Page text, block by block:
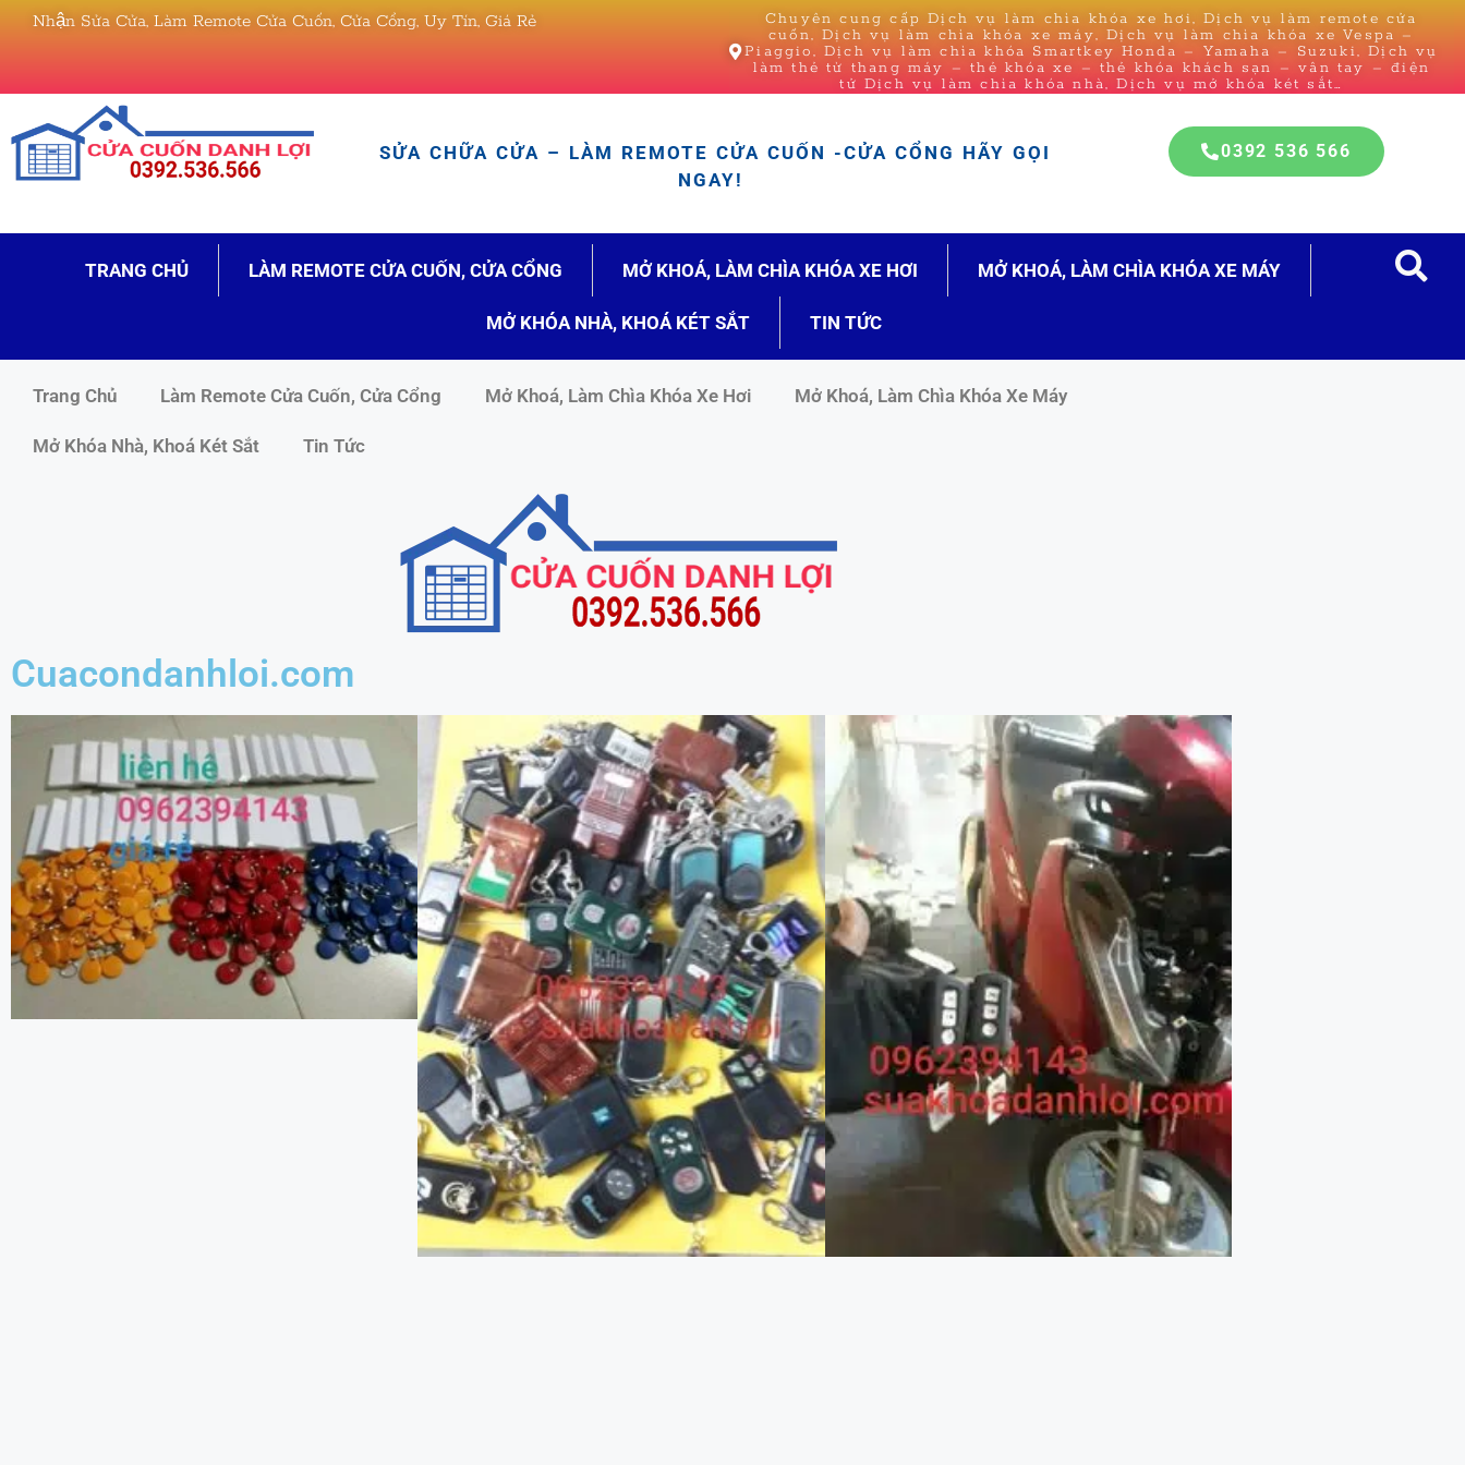
Nhận Sửa Cửa, Làm Remote Cửa Cuốn, Cửa Cổng, Uy Tín, Giá Rẻ
Chuyên cung cấp Dịch vụ làm chìa khóa xe hơi, Dịch vụ làm remote cửa
cuốn, Dịch vụ làm chìa khóa xe máy, Dịch vụ làm chìa khóa xe Vespa –
Piaggio, Dịch vụ làm chìa khóa Smartkey Honda – Yamaha – Suzuki, Dịch vụ
làm thẻ từ thang máy – thẻ khóa xe – thẻ khóa khách sạn – vân tay – điện
tử Dịch vụ làm chìa khóa nhà, Dịch vụ mở khóa két sắt…
SỬA CHỮA CỬA – LÀM REMOTE CỬA CUỐN -CỬA CỔNG HÃY GỌI
NGAY!
0392 536 566
TRANG CHỦ LÀM REMOTE CỬA CUỐN, CỬA CỔNG MỞ KHOÁ, LÀM CHÌA KHÓA XE HƠI MỞ KHOÁ, LÀM CHÌA KHÓA XE MÁY
MỞ KHÓA NHÀ, KHOÁ KÉT SẮT TIN TỨC
Trang Chủ Làm Remote Cửa Cuốn, Cửa Cổng Mở Khoá, Làm Chìa Khóa Xe Hơi Mở Khoá, Làm Chìa Khóa Xe Máy
Mở Khóa Nhà, Khoá Két Sắt Tin Tức
Cuacondanhloi.com